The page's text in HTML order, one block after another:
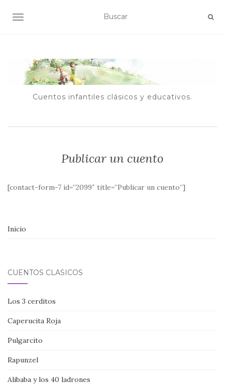
ALTERNAR NAVEGACIÓN
Cuentos infantiles clásicos y educativos.
Publicar un cuento
[contact-form-7 id=”2099″ title=”Publicar un cuento”]
Inicio
CUENTOS CLÁSICOS
Los 3 cerditos
Caperucita Roja
Pulgarcito
Rapunzel
Alibaba y los 40 ladrones